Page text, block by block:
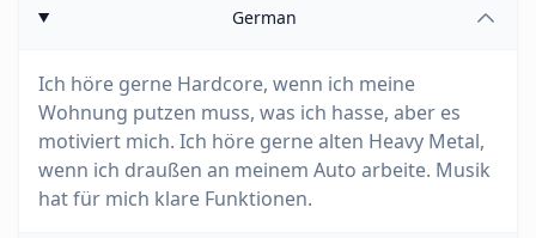
German
Ich höre gerne Hardcore, wenn ich meine
Wohnung putzen muss, was ich hasse, aber es
motiviert mich. Ich höre gerne alten Heavy Metal,
wenn ich draußen an meinem Auto arbeite. Musik
hat für mich klare Funktionen.